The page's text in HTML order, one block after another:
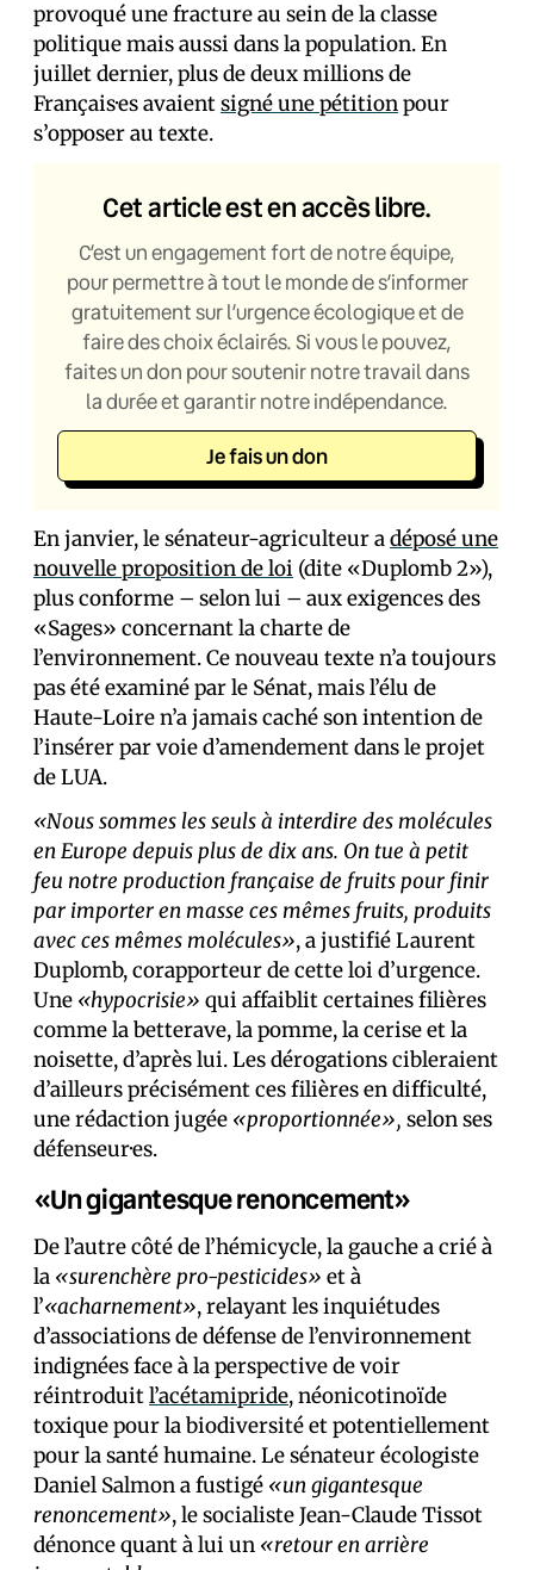
provoqué une fracture au sein de la classe
politique mais aussi dans la population. En
juillet dernier, plus de deux millions de
Français·es avaientsigné une pétitionpour
s’opposer au texte.
Cet article est en accès libre.
C’est un engagement fort de notre équipe,
pour permettre à tout le monde de s’informer
gratuitement sur l’urgence écologique et de
faire des choix éclairés. Si vous le pouvez,
faites un don pour soutenir notre travail dans
la durée et garantir notre indépendance.
Je fais un don
En janvier, le sénateur-agriculteur adéposé une
nouvelle proposition de loi (dite «Duplomb 2»),
plus conforme – selon lui – aux exigences des
«Sages» concernant la charte de
l’environnement. Ce nouveau texte n’a toujours
pas été examiné par le Sénat, mais l’élu de
Haute-Loire n’a jamais caché son intention de
l’insérer par voie d’amendement dans le projet
de LUA.
«Nous sommes les seuls à interdire des molécules
en Europe depuis plus de dix ans. On tue à petit
feu notre production française de fruits pour finir
par importer en masse ces mêmes fruits, produits
avec ces mêmes molécules», a justifié Laurent
Duplomb, corapporteur de cette loi d’urgence.
Une «hypocrisie» qui affaiblit certaines filières
comme la betterave, la pomme, la cerise et la
noisette, d’après lui. Les dérogations cibleraient
d’ailleurs précisément ces filières en difficulté,
une rédaction jugée «proportionnée», selon ses
défenseur·es.
«Un gigantesque renoncement»
De l’autre côté de l’hémicycle, la gauche a crié à
la «surenchère pro-pesticides» et à
l’«acharnement», relayant les inquiétudes
d’associations de défense de l’environnement
indignées face à la perspective de voir
réintroduitl’acétamipride, néonicotinoïde
toxique pour la biodiversité et potentiellement
pour la santé humaine. Le sénateur écologiste
Daniel Salmon a fustigé «un gigantesque
renoncement», le socialiste Jean-Claude Tissot
dénonce quant à lui un «retour en arrière